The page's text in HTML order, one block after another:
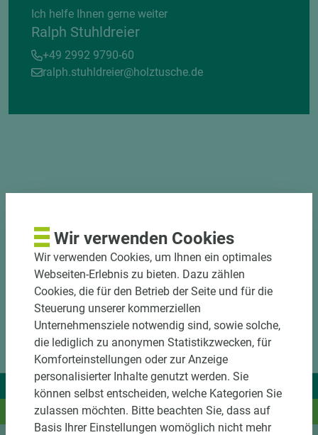
Ich helfe Ihnen gerne weiter
Ralph Stuhldreier
+49 2992 9790-60
ralph.stuhldreier@holztusche.de
Wir liefern Ideen.
Und das passende Holz dazu.
Wir verwenden Cookies
Wir verwenden Cookies, um Ihnen ein optimales
Webseiten-Erlebnis zu bieten. Dazu zählen
Cookies, die für den Betrieb der Seite und für die
Steuerung unserer kommerziellen
Unternehmensziele notwendig sind, sowie solche,
die lediglich zu anonymen Statistikzwecken, für
Komforteinstellungen oder zur Anzeige
personalisierter Inhalte genutzt werden. Sie
können selbst entscheiden, welche Kategorien Sie
zulassen möchten. Bitte beachten Sie, dass auf
Basis Ihrer Einstellungen womöglich nicht mehr